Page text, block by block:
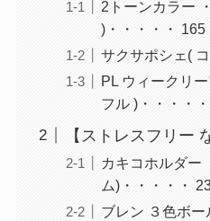
2トーンカラー
)・・・・・ 165
サクサポシェ(
PL ウィークリ
フル )・・・・
【ストレスフリー
カキコホルダ
ム)・・・・・
ブレン ３色ボー